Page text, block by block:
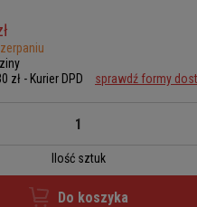
zł - Kurier DPD sprawdź formy
Ilość sztuk
Do koszyka